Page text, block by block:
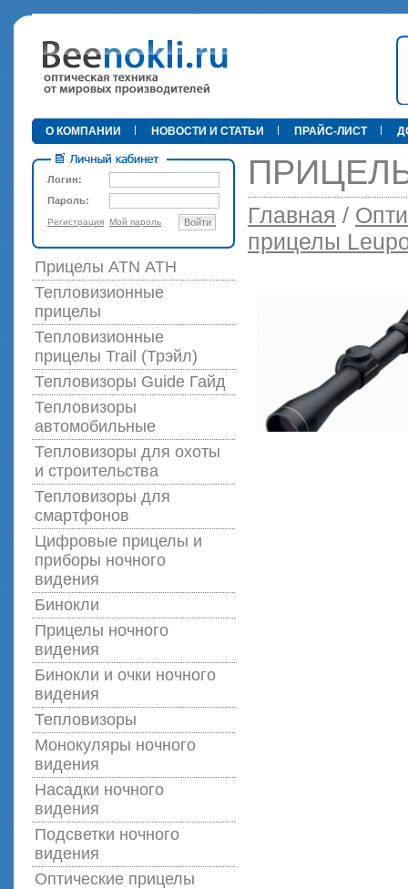
•
89 000
О КОМПАНИИ НОВОСТИ И СТАТЬИ ПРАЙС-ЛИСТ
Логин:
Пароль:
Регистрация Мой пароль Войти
Прицелы ATN АТН
Тепловизионные
прицелы
Тепловизионные
прицелы Trail (Трэйл)
Тепловизоры Guide Гайд
Тепловизоры
автомобильные
Тепловизоры для охоты
и строительства
Тепловизоры для
смартфонов
Цифровые прицелы и
приборы ночного
видения
Бинокли
Прицелы ночного
видения
Бинокли и очки ночного
видения
Тепловизоры
Монокуляры ночного
видения
Насадки ночного
видения
Подсветки ночного
видения
Оптические прицелы
ПРИЦЕЛЫ
Главная /
прицелы